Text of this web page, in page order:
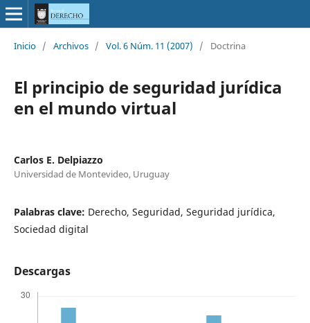
Inicio / Archivos / Vol. 6 Núm. 11 (2007) / Doctrina
El principio de seguridad jurídica
en el mundo virtual
Carlos E. Delpiazzo
Universidad de Montevideo, Uruguay
Palabras clave: Derecho, Seguridad, Seguridad jurídica,
Sociedad digital
Descargas